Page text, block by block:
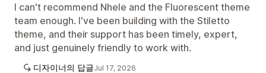
I can't recommend Nhele and the Fluorescent theme
team enough. I've been building with the Stiletto
theme, and their support has been timely, expert,
and just genuinely friendly to work with.
디자이너의 답글Jul 17, 2026